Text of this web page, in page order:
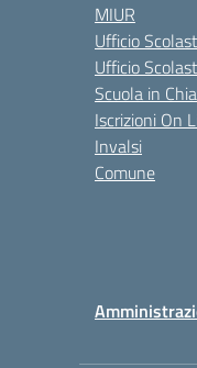
MIUR
Ufficio
Ufficio
Scuola in
Iscrizioni On
Invalsi
Comune